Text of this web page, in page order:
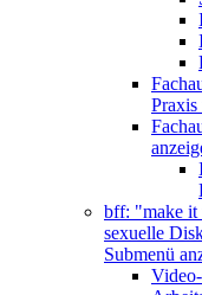
Praxis
bff: "make it
sexuelle
Submenü